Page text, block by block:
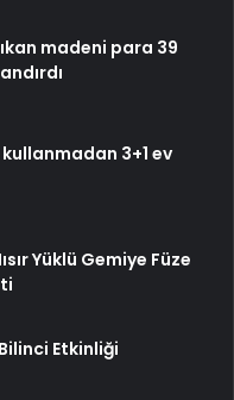
madeni para 39
3+1 ev
Yüklü Gemiye Füze
Etkinliği